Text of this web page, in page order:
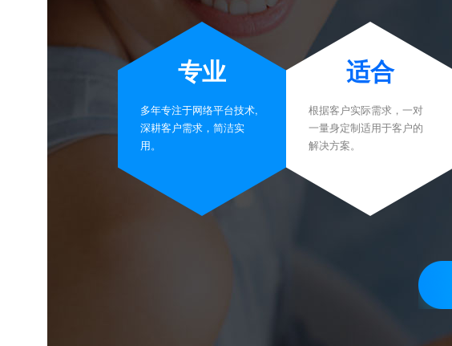
专业
多年专注于网络平台技术,
深耕客户需求，简洁实
用。
适合
根据客户实际需求，一对
一量身定制适用于客户的
解决方案。